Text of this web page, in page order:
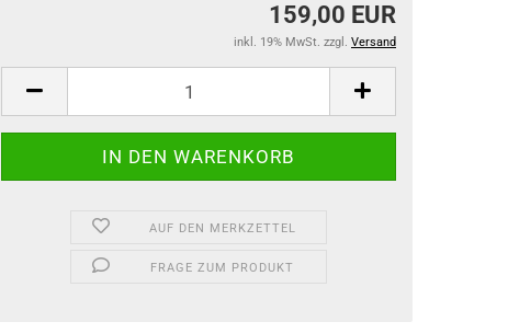
159,00 EUR
inkl. 19% MwSt. zzgl. Versand
AUF DEN MERKZETTEL
FRAGE ZUM PRODUKT